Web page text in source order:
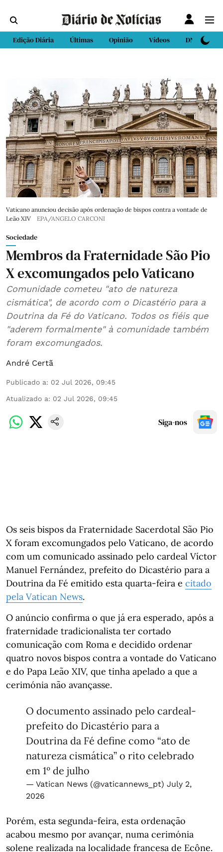
Edição Diária Últimas Opinião Vídeos DN Sport
Vaticano anunciou decisão após ordenação de bispos contra a vontade de
Leão XIV
EPA/ANGELO CARCONI
Sociedade
Membros da Fraternidade São Pio
X excomungados pelo Vaticano
Comunidade cometeu "ato de natureza
cismática", de acordo com o Dicastério para a
Doutrina da Fé do Vaticano. Todos os fiéis que
"aderem formalmente" à comunidade também
foram excomungados.
André Certã
Publicado a: 02 Jul 2026, 09:45
Atualizado a: 02 Jul 2026, 09:45
Siga-nos
Os seis bispos da Fraternidade Sacerdotal São Pio
X foram excomungados pelo Vaticano, de acordo
com um comunicado assinado pelo cardeal Víctor
Manuel Fernández, prefeito do Dicastério para a
Doutrina da Fé emitido esta quarta-feira e citado
pela Vatican News.
O anúncio confirma o que já era esperado, após a
fraternidade tradicionalista ter cortado
comunicação com Roma e decidido ordenar
quatro novos bispos contra a vontade do Vaticano
e do Papa Leão XIV, que tinha apelado a que a
cerimónia não avançasse.
O documento assinado pelo cardeal-
prefeito do Dicastério para a
Doutrina da Fé define como “ato de
natureza cismática” o rito celebrado
em 1º de julho
— Vatican News (@vaticannews_pt) July 2,
2026
Porém, esta segunda-feira, esta ordenação
acabou mesmo por avançar, numa cerimónia
solene realizada na localidade francesa de Ecône.